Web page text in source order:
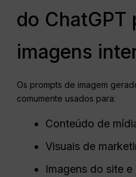
do ChatGPT
imagens
Os prompts de imagem
comumente usados para:
Conteúdo de
Visuais de
Imagens do site